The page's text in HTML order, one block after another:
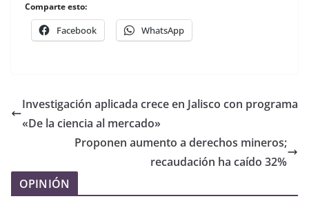
Comparte esto:
Facebook WhatsApp
Investigación aplicada crece en Jalisco con programa
«De la ciencia al mercado»
Proponen aumento a derechos mineros;
recaudación ha caído 32%
OPINIÓN